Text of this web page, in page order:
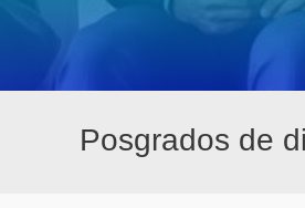
Posgrados de